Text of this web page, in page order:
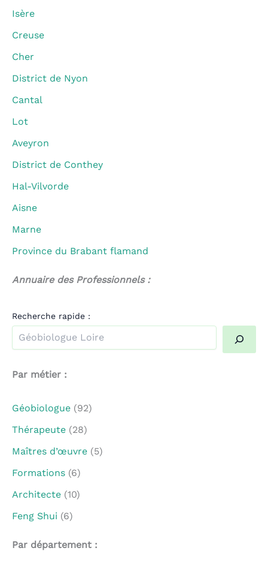
Isère
Creuse
Cher
District de Nyon
Cantal
Lot
Aveyron
District de Conthey
Hal-Vilvorde
Aisne
Marne
Province du Brabant flamand
Annuaire des Professionnels :
Recherche rapide :
Par métier :
Géobiologue (92)
Thérapeute (28)
Maîtres d’œuvre (5)
Formations (6)
Architecte (10)
Feng Shui (6)
Par département :